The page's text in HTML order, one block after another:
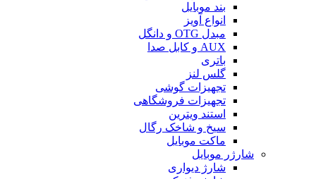
بند موبایل
انواع آویز
مبدل OTG و دانگل
AUX و کابل صدا
باتری
گلس لنز
تجهیزات گوشی
تجهیزات فروشگاهی
استند ویترین
سیخ و شاخک رگال
ماکت موبایل
شارژر موبایل
شارژ دیواری